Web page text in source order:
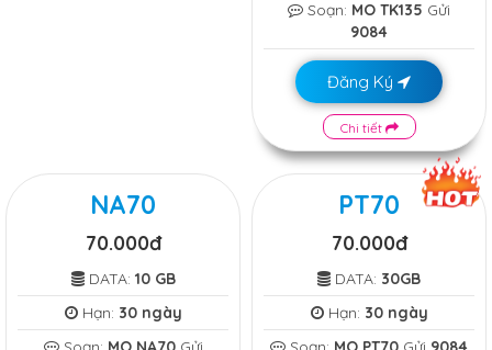
Soạn: MO TK135 Gửi
9084
Đăng Ký
Chi tiết
NA70
70.000đ
DATA: 10 GB
Hạn: 30 ngày
PT70
70.000đ
DATA: 30GB
Hạn: 30 ngày